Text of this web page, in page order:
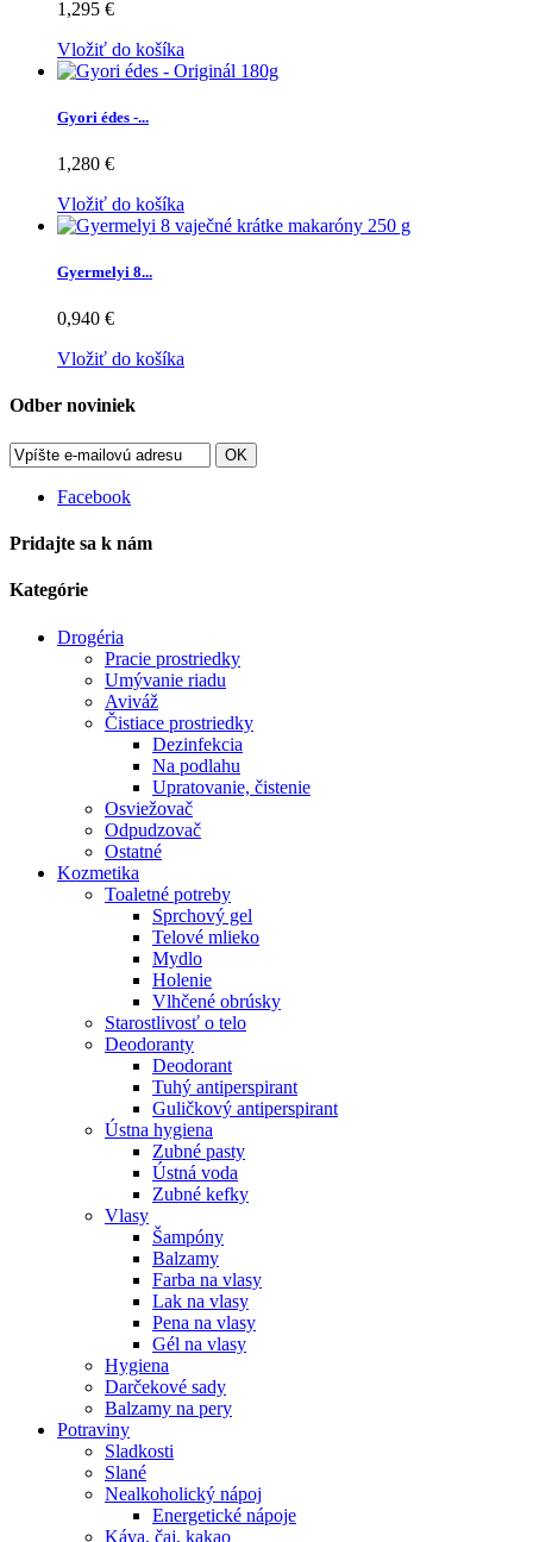
1,295 €
Vložiť do košíka
Gyori édes -...
1,280 €
Vložiť do košíka
Gyermelyi 8...
0,940 €
Vložiť do košíka
Odber noviniek
OK
Facebook
Pridajte sa k nám
Kategórie
Drogéria
Pracie prostriedky
Umývanie riadu
Aviváž
Čistiace prostriedky
Dezinfekcia
Na podlahu
Upratovanie, čistenie
Osviežovač
Odpudzovač
Ostatné
Kozmetika
Toaletné potreby
Sprchový gel
Telové mlieko
Mydlo
Holenie
Vlhčené obrúsky
Starostlivosť o telo
Deodoranty
Deodorant
Tuhý antiperspirant
Guličkový antiperspirant
Ústna hygiena
Zubné pasty
Ústná voda
Zubné kefky
Vlasy
Šampóny
Balzamy
Farba na vlasy
Lak na vlasy
Pena na vlasy
Gél na vlasy
Hygiena
Darčekové sady
Balzamy na pery
Potraviny
Sladkosti
Slané
Nealkoholický nápoj
Energetické nápoje
Káva, čaj, kakao